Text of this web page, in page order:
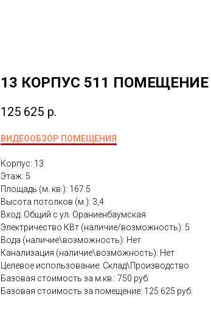
13 КОРПУС 511 ПОМЕЩЕНИЕ
125 625 р.
ВИДЕООБЗОР ПОМЕЩЕНИЯ
Корпус: 13
Этаж: 5
Площадь (м. кв.): 167.5
Высота потолков (м.): 3,4
Вход: Общий с ул. Ораниенбаумская
Электричество КВт (наличие/возможность): 5
Вода (наличие\возможность): Нет
Канализация (наличие\возможность): Нет
Целевое использование: Склад\Производство
Базовая стоимость за м.кв.: 750 руб.
Базовая стоимость за помещение: 125 625 руб.